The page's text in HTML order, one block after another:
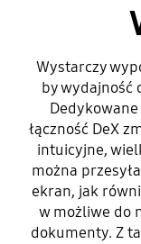
Wystarczy
by wydajność
łączność DeX
intuicyjne,
można
ekran, jak
w możliwe do
dokumenty. Z